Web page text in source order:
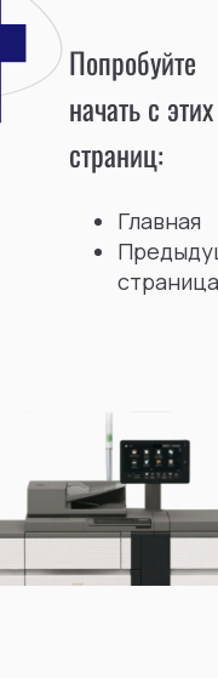
Попробуйте
начать с этих
страниц:
Главная
страница